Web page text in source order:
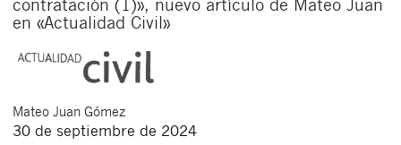
en «Actualidad Civil»
Mateo Juan Gómez
30 de septiembre de 2024